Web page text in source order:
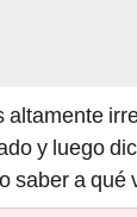
altamente
y luego
saber a qué